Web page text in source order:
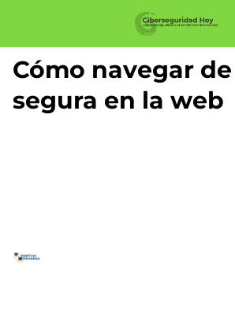
Cómo navegar
segura en la web